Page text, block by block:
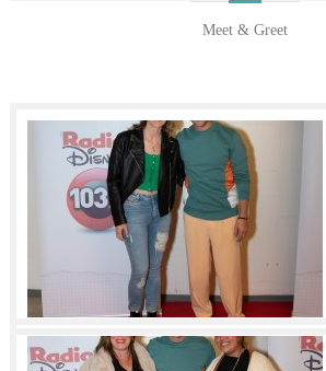
Meet & Greet